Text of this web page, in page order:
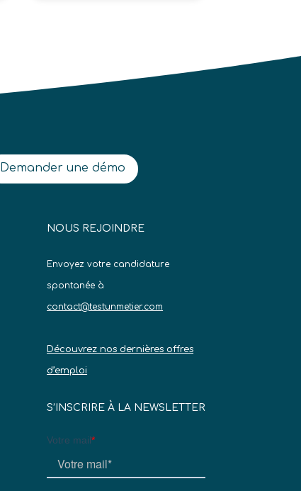
Demander une démo
NOUS REJOINDRE
Envoyez votre candidature
spontanée à
contact@testunmetier.com
Découvrez nos dernières offres
d’emploi
S’INSCRIRE À LA NEWSLETTER